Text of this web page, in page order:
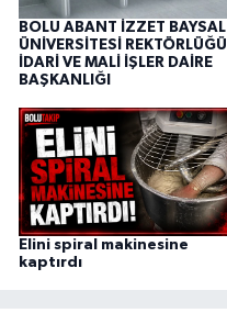
BOLU ABANT İZZET BAYSAL
ÜNİVERSİTESİ REKTÖRLÜĞÜ
İDARİ VE MALİ İŞLER DAİRE
BAŞKANLIĞI
Elini spiral makinesine
kaptırdı